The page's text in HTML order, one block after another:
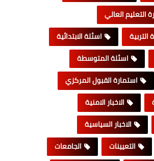
التعليم العالي
التربية
اسئلة الابتدائية
اسئلة المتوسطة
استمارة القبول المركزي
الاخبار الامنية
الاخبار السياسية
التعيينات
الجامعات